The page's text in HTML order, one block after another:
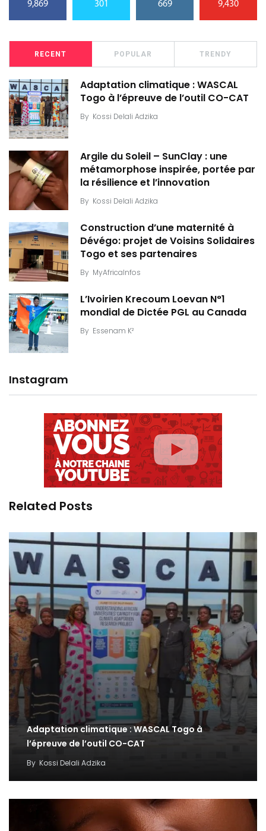
9,869 301 669 9,430
RECENT POPULAR TRENDY
Adaptation climatique : WASCAL
Togo à l’épreuve de l’outil CO-CAT
By Kossi Delali Adzika
Argile du Soleil – SunClay : une
métamorphose inspirée, portée par
la résilience et l’innovation
By Kossi Delali Adzika
Construction d’une maternité à
Dévégo: projet de Voisins Solidaires
Togo et ses partenaires
By MyAfricaInfos
L’Ivoirien Krecoum Loevan N°1
mondial de Dictée PGL au Canada
By Essenam K²
Instagram
Related Posts
Adaptation climatique : WASCAL Togo à
l’épreuve de l’outil CO-CAT
By Kossi Delali Adzika